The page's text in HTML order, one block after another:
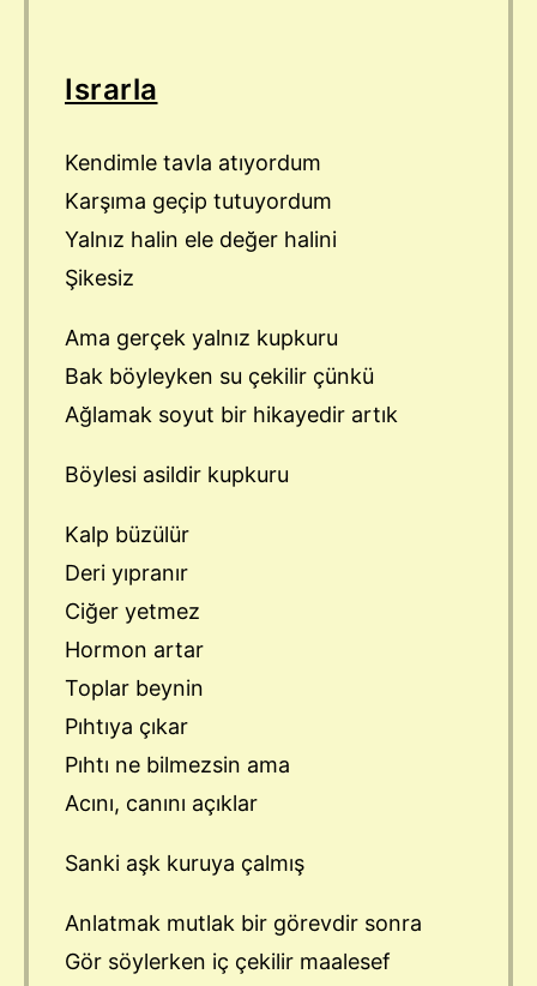
Israrla
Kendimle tavla atıyordum
Karşıma geçip tutuyordum
Yalnız halin ele değer halini
Şikesiz
Ama gerçek yalnız kupkuru
Bak böyleyken su çekilir çünkü
Ağlamak soyut bir hikayedir artık
Böylesi asildir kupkuru
Kalp büzülür
Deri yıpranır
Ciğer yetmez
Hormon artar
Toplar beynin
Pıhtıya çıkar
Pıhtı ne bilmezsin ama
Acını, canını açıklar
Sanki aşk kuruya çalmış
Anlatmak mutlak bir görevdir sonra
Gör söylerken iç çekilir maalesef